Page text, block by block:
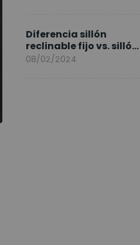
Diferencia sillón
reclinable fijo vs. sillón
elevable
08/02/2024